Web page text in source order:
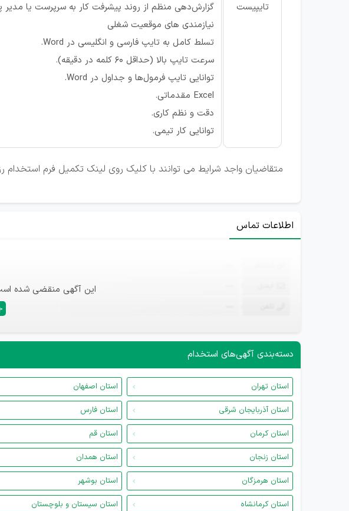
تایپیست
گزارش‌دهی منظم از روند پیشرفت کار به سرپرست یا مدیر
نیازمندی های موقعیت شغلی
تسلط کامل به تایپ فارسی و انگلیسی در Word.
سرعت تایپ بالا (حداقل 60 کلمه در دقیقه).
توانایی تایپ فرمول‌ها و جداول در Word.
Excel مقدماتی.
دقت و نظم کاری.
توانایی کار تیمی.
متقاضیان واجد شرایط می توانند با کلیک روی لینک تکمیل فرم استخدام
اطلاعات تماس
این آگهی منقضی شده
دسته‌بندی آگهی‌های استخدام
استان تهران استان اصفهان
استان آذربایجان شرقی
استان فارس
استان کرمان
استان قم
استان زنجان
استان همدان
استان هرمزگان
استان بوشهر
استان کرمانشاه
استان سیستان و بلوچستان